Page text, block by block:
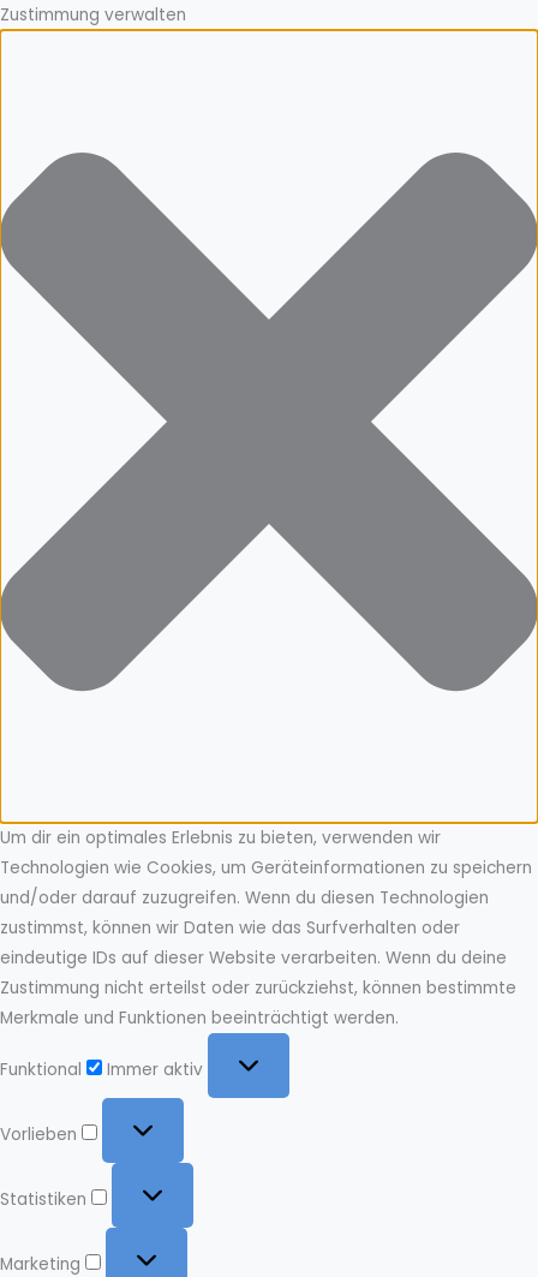
Zustimmung verwalten
Um dir ein optimales Erlebnis zu bieten, verwenden wir
Technologien wie Cookies, um Geräteinformationen zu speichern
und/oder darauf zuzugreifen. Wenn du diesen Technologien
zustimmst, können wir Daten wie das Surfverhalten oder
eindeutige IDs auf dieser Website verarbeiten. Wenn du deine
Zustimmung nicht erteilst oder zurückziehst, können bestimmte
Merkmale und Funktionen beeinträchtigt werden.
Funktional
Immer aktiv
Vorlieben
Statistiken
Marketing